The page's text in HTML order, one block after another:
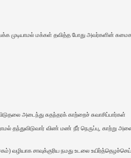
முடியாமல் மக்கள் தவித்த போது அவர்களின்
அடைந்து சுதந்தரக் காற்றைச் சுவாசிப்பார்கள்
தந்துவிடுவார் விண் மண் நீர் நெருப்பு, காற்று
வழியாக சாவுக்குரிய நமது உடலை